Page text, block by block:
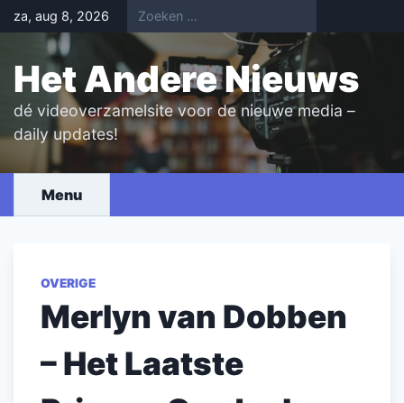
Skip
to
content
za, aug 8, 2026
Het Andere Nieuws
dé videoverzamelsite voor de nieuwe media –
daily updates!
Menu
OVERIGE
Merlyn van Dobben
– Het Laatste